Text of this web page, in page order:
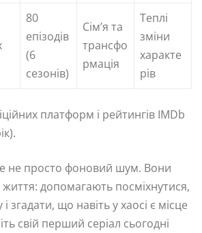
80
епізодів
(6
сезонів)
Сім’я та
трансфо
рмація
Теплі
зміни
характе
рів
платформ і рейтингів IMDb
не просто фоновий шум. Вони
допомагають посміхнутися,
згадати, що навіть у хаосі є місце
свій перший серіал сьогодні